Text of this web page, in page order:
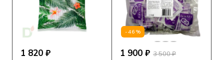
1 820 ₽
-46%
1 900 ₽ 3 500 ₽